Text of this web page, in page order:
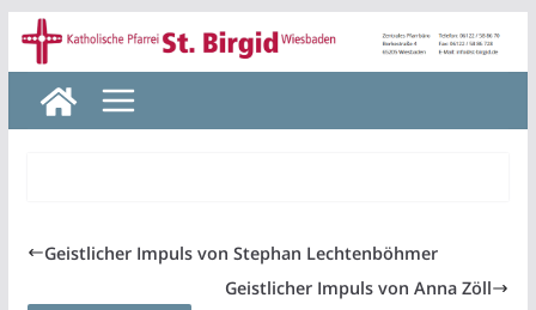
Zum
Inhalt
springen
Geistlicher Impuls von Stephan Lechtenböhmer
Geistlicher Impuls von Anna Zöll